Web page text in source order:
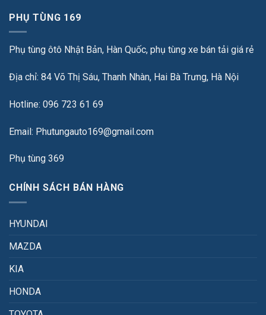
PHỤ TÙNG 169
Phụ tùng ôtô Nhật Bản, Hàn Quốc, phụ tùng xe bán tải giá rẻ
Địa chỉ: 84 Võ Thị Sáu, Thanh Nhàn, Hai Bà Trưng, Hà Nội
Hotline: 096 723 61 69
Email: Phutungauto169@gmail.com
Phụ tùng 369
CHÍNH SÁCH BÁN HÀNG
HYUNDAI
MAZDA
KIA
HONDA